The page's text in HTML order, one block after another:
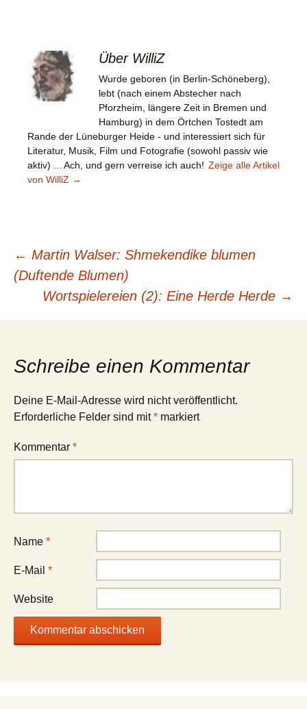
Über WilliZ
Wurde geboren (in Berlin-Schöneberg),
lebt (nach einem Abstecher nach
Pforzheim, längere Zeit in Bremen und
Hamburg) in dem Örtchen Tostedt am
Rande der Lüneburger Heide - und interessiert sich für
Literatur, Musik, Film und Fotografie (sowohl passiv wie
aktiv) ... Ach, und gern verreise ich auch! Zeige alle Artikel
von WilliZ →
Beitragsnavigation
← Martin Walser: Shmekendike blumen
(Duftende Blumen)
Wortspielereien (2): Eine Herde Herde →
Schreibe einen Kommentar
Deine E-Mail-Adresse wird nicht veröffentlicht.
Erforderliche Felder sind mit* markiert
Kommentar *
Name *
E-Mail *
Website